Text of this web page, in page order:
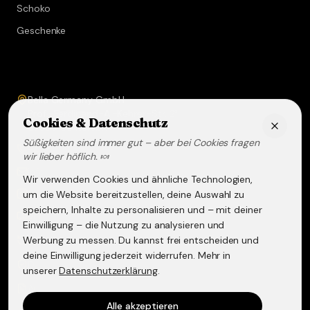
Schoko
Geschenke
Bella Germany GmbH
67583 Guntersblum
+49 (0) 6249 - 293158
@lakritzspezialitaeten
Versand & Lieferung
Widerruf & Rückgabe
Datenschutzerklärung
Cookies & Datenschutz
Süßigkeiten sind immer gut – aber bei Cookies fragen
wir lieber höflich. 🍬
Wir verwenden Cookies und ähnliche Technologien,
um die Website bereitzustellen, deine Auswahl zu
speichern, Inhalte zu personalisieren und – mit deiner
Einwilligung – die Nutzung zu analysieren und
Werbung zu messen. Du kannst frei entscheiden und
deine Einwilligung jederzeit widerrufen. Mehr in
unserer Datenschutzerklärung.
Alle akzeptieren